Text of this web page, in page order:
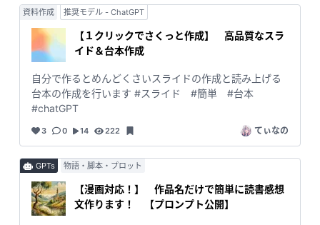
資料作成 推奨モデル - ChatGPT
【１クリックでさくっと作成】 高品質なスラ
イド＆台本作成
自分で作るとめんどくさいスライドの作成と読み上げる
台本の作成を行います #スライド #簡単 #台本
#chatGPT
3 0 14 222 てぃなの
GPTs 物語・脚本・プロット
【漫画対応！】 作品名だけで簡単に読書感想
文作ります！ 【プロンプト公開】